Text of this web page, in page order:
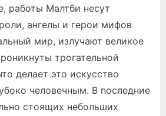
работы Малтби несут
ангелы и герои мифов
мир, излучают великое
трогательной
делает это искусство
человечным. В последние
стоящих небольших